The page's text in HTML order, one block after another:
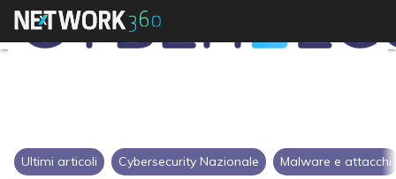
Ultimi articoli Cybersecurity Nazionale Malware e attacchi